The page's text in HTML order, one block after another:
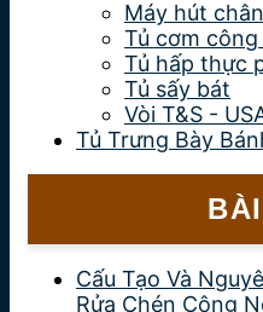
Máy hút
Tủ cơm
Tủ hấp thực
Tủ sấy bát
Vòi T&S -
Tủ Trưng Bày
Cấu Tạo Và
Rửa Chén Công